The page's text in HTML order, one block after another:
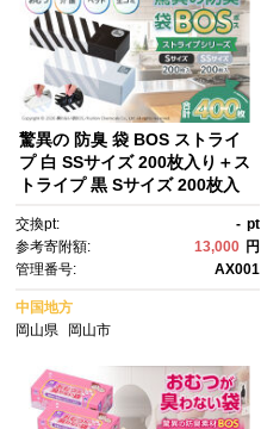
驚異の 防臭 袋 BOS ストライ
プ 白 SSサイズ 200枚入り＋ス
トライプ 黒 Sサイズ 200枚入
品 消耗品 常備品 生活用品 介
護 防災 災害時備え 防臭加工 便
利 BOS 衛生的 まとめ買い ゴ
ミ箱 ゴミ袋 日用消耗品 セッ
ト ふるさと 岡山 送料無料
交換pt: - pt
参考寄附額:
13,000 円
管理番号:
AX001
中国地方
岡山県
岡山市